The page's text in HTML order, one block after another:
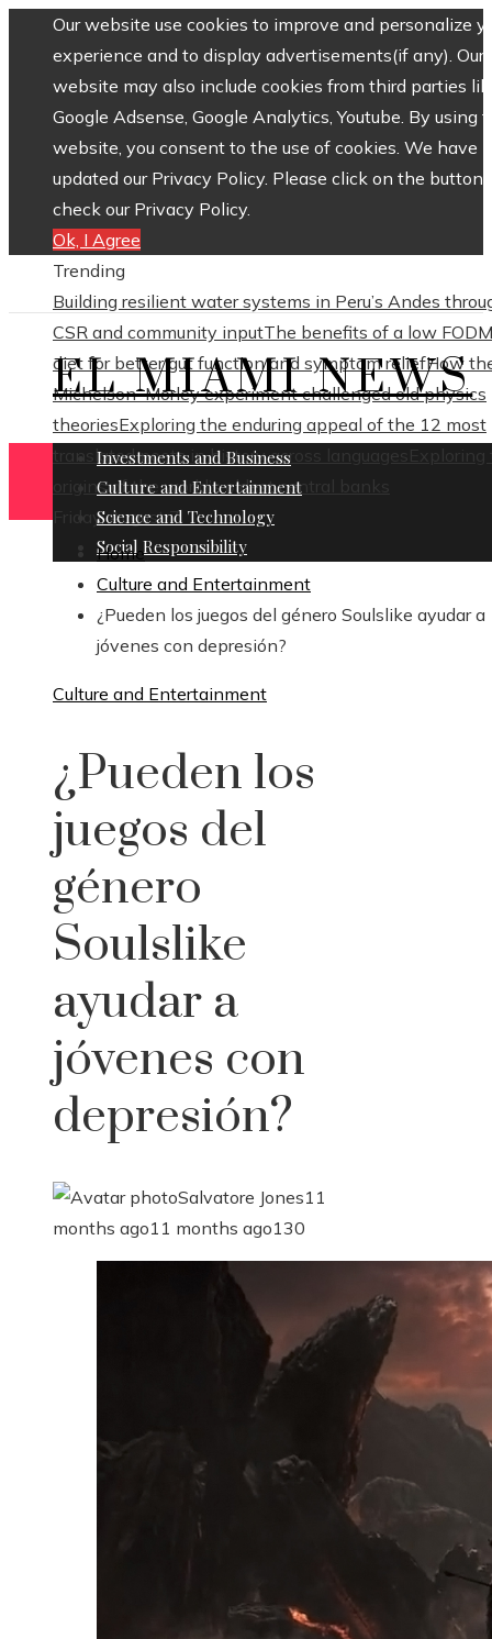
Our website use cookies to improve and personalize
experience and to display advertisements(if any). Our
website may also include cookies from third parties
Google Adsense, Google Analytics, Youtube. By using
website, you consent to the use of cookies. We have
updated our Privacy Policy. Please click on the button
check our Privacy Policy.
Ok, I Agree
Trending
Building resilient water systems in Peru’s Andes
CSR and community inputThe benefits of a low
diet for better gut function and symptom reliefHow
Michelson–Morley experiment challenged old physics
theoriesExploring the enduring appeal of the 12 most
translated poets in history across languages
Exploring
origins of the world’s oldest central banks
Friday, August 7
EL MIAMI NEWS
Investments and Business
Culture and Entertainment
Science and Technology
Social Responsibility
Home
Culture and Entertainment
¿Pueden los juegos del género Soulslike ayudar a
jóvenes con depresión?
Culture and Entertainment
¿Pueden los
juegos del
género
Soulslike
ayudar a
jóvenes con
depresión?
Salvatore Jones11
months ago11 months ago130